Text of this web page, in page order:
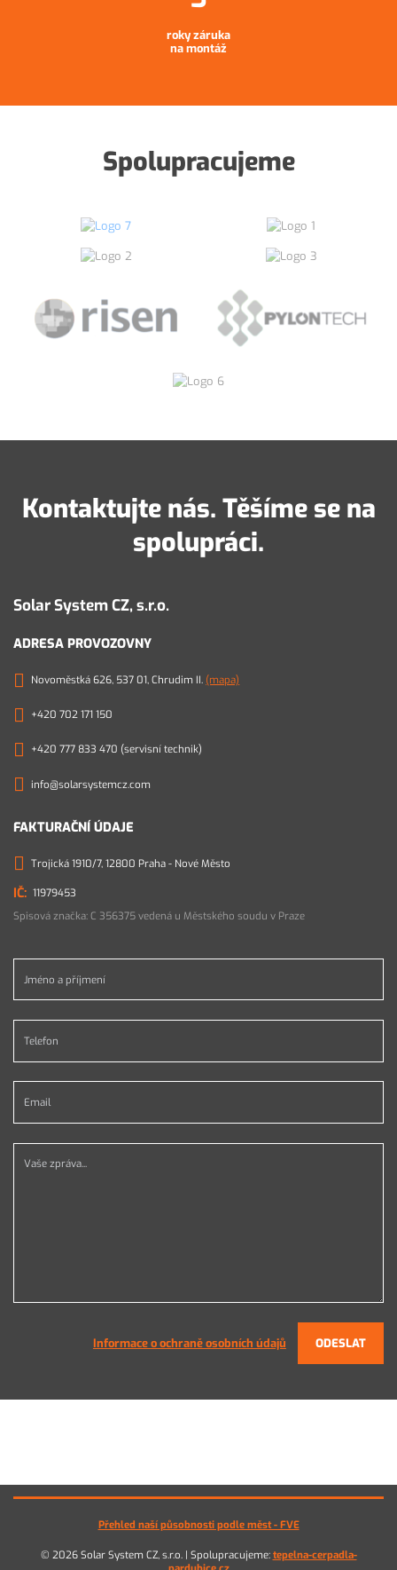
roky záruka
na montáž
Spolupracujeme
Kontaktujte nás. Těšíme se na
spolupráci.
Solar System CZ, s.r.o.
ADRESA PROVOZOVNY
Novoměstká 626, 537 01, Chrudim II. (mapa)
+420 702 171 150
+420 777 833 470 (servisní technik)
info@solarsystemcz.com
FAKTURAČNÍ ÚDAJE
Trojická 1910/7, 12800 Praha - Nové Město
11979453
Spisová značka: C 356375 vedená u Městského soudu v Praze
Jméno a příjmení *
Telefon *
Email *
Vaše zpráva...
Informace o ochraně osobních údajů ODESLAT
Přehled naší působnosti podle měst - FVE
© 2026 Solar System CZ, s.r.o. | Spolupracujeme:tepelna-cerpadla-